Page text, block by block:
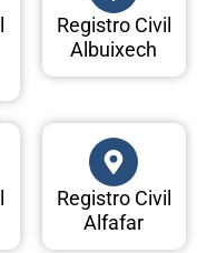
Registro Civil
Albuixech
Registro Civil
Alfafar